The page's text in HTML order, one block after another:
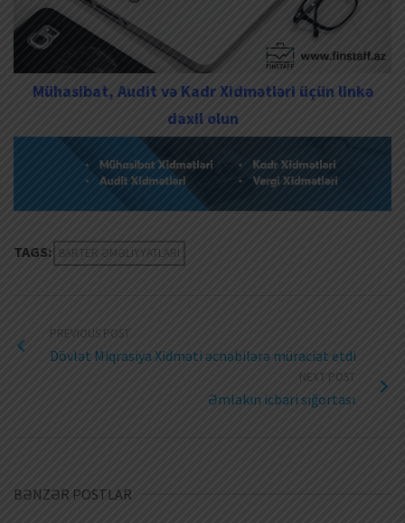
Mühasibat, Audit və Kadr Xidmətləri üçün linkə
daxil olun
TAGS: BARTER ƏMƏLIYYATLARI
PREVIOUS POST
Dövlət Miqrasiya Xidməti əcnəbilərə müraciət etdi
NEXT POST
Əmlakın icbari sığortası
BƏNZƏR POSTLAR